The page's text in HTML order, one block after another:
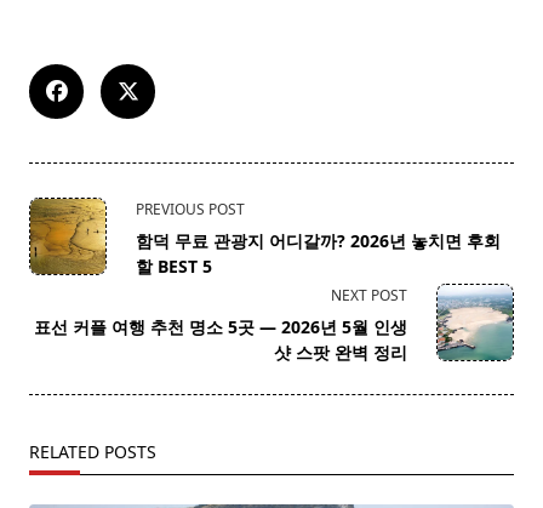
<span
class="nav-
subtitle
reader-
PREVIOUS POST
함덕 무료 관광지 어디갈까? 2026년 놓치면 후회
할 BEST 5
NEXT POST
표선 커플 여행 추천 명소 5곳 — 2026년 5월 인생
샷 스팟 완벽 정리
RELATED POSTS